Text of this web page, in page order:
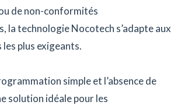
de non-conformités
la technologie Nocotech s’adapte aux
plus exigeants.
simple et l’absence de
solution idéale pour les